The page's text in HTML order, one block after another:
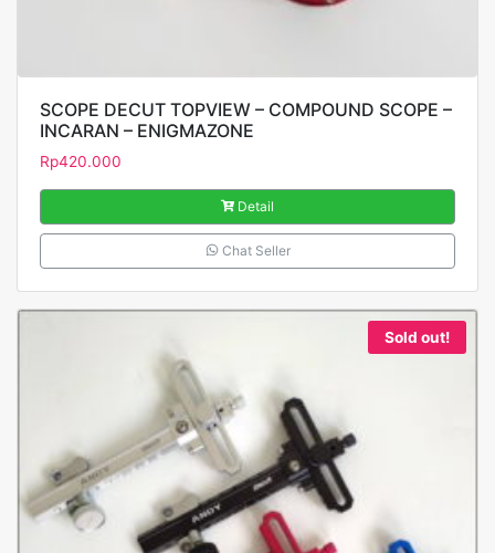
SCOPE DECUT TOPVIEW – COMPOUND SCOPE –
INCARAN – ENIGMAZONE
Rp420.000
Detail
Chat Seller
Sold out!